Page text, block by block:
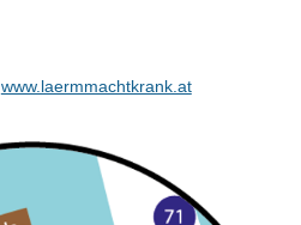
www.laermmachtkrank.at